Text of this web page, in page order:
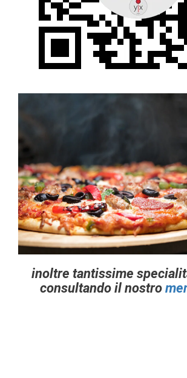
inoltre tantissime
consultando il nostro